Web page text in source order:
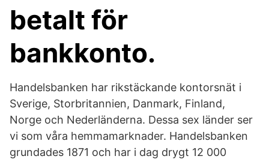
betalt för
bankkonto.
Handelsbanken har rikstäckande kontorsnät i
Sverige, Storbritannien, Danmark, Finland,
Norge och Nederländerna. Dessa sex länder ser
vi som våra hemmamarknader. Handelsbanken
grundades 1871 och har i dag drygt 12 000